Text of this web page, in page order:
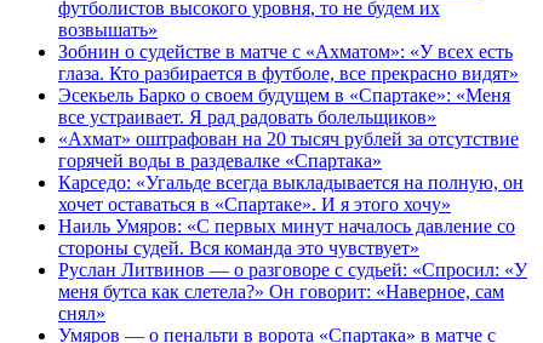
футболистов высокого уровня, то не будем их
возвышать»
Зобнин о судействе в матче с «Ахматом»: «У всех есть
глаза. Кто разбирается в футболе, все прекрасно видят»
Эсекьель Барко о своем будущем в «Спартаке»: «Меня
все устраивает. Я рад радовать болельщиков»
«Ахмат» оштрафован на 20 тысяч рублей за отсутствие
горячей воды в раздевалке «Спартака»
Карседо: «Угальде всегда выкладывается на полную, он
хочет оставаться в «Спартаке». И я этого хочу»
Наиль Умяров: «С первых минут началось давление со
стороны судей. Вся команда это чувствует»
Руслан Литвинов — о разговоре с судьей: «Спросил: «У
меня бутса как слетела?» Он говорит: «Наверное, сам
снял»
Умяров — о пенальти в ворота «Спартака» в матче с